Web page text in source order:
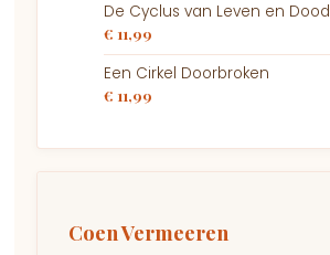
De Cyclus van Leven en Dood
€ 11,99
Een Cirkel Doorbroken
€ 11,99
Coen Vermeeren